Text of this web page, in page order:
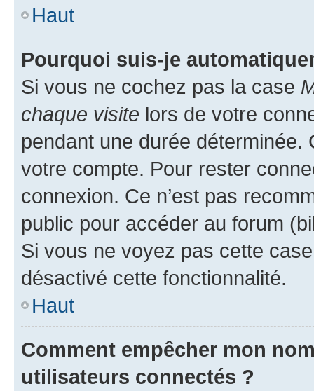
Haut
Pourquoi suis-je
Si vous ne cochez pas la case
chaque visite lors de votre
pendant une durée déterminée.
votre compte. Pour rester
connexion. Ce n’est pas
public pour accéder au forum
Si vous ne voyez pas cette
désactivé cette fonctionnalité.
Haut
Comment empêcher mon
utilisateurs connectés ?